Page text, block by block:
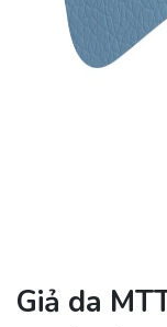
Giả da